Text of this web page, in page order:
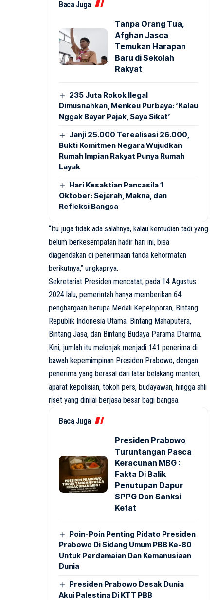
Baca Juga
Tanpa Orang Tua,
Afghan Jasca
Temukan Harapan
Baru di Sekolah
Rakyat
235 Juta Rokok Ilegal
Dimusnahkan, Menkeu Purbaya: ‘Kalau
Nggak Bayar Pajak, Saya Sikat’
Janji 25.000 Terealisasi 26.000,
Bukti Komitmen Negara Wujudkan
Rumah Impian Rakyat Punya Rumah
Layak
Hari Kesaktian Pancasila 1
Oktober: Sejarah, Makna, dan
Refleksi Bangsa
“Itu juga tidak ada salahnya, kalau kemudian tadi yang
belum berkesempatan hadir hari ini, bisa
diagendakan di penerimaan tanda kehormatan
berikutnya,” ungkapnya.
Sekretariat Presiden mencatat, pada 14 Agustus
2024 lalu, pemerintah hanya memberikan 64
penghargaan berupa Medali Kepeloporan, Bintang
Republik Indonesia Utama, Bintang Mahaputera,
Bintang Jasa, dan Bintang Budaya Parama Dharma.
Kini, jumlah itu melonjak menjadi 141 penerima di
bawah kepemimpinan Presiden Prabowo, dengan
penerima yang berasal dari latar belakang menteri,
aparat kepolisian, tokoh pers, budayawan, hingga ahli
riset yang dinilai berjasa besar bagi bangsa.
Baca Juga
Presiden Prabowo
Turuntangan Pasca
Keracunan MBG :
Fakta Di Balik
Penutupan Dapur
SPPG Dan Sanksi
Ketat
Poin-Poin Penting Pidato Presiden
Prabowo Di Sidang Umum PBB Ke-80
Untuk Perdamaian Dan Kemanusiaan
Dunia
Presiden Prabowo Desak Dunia
Akui Palestina Di KTT PBB